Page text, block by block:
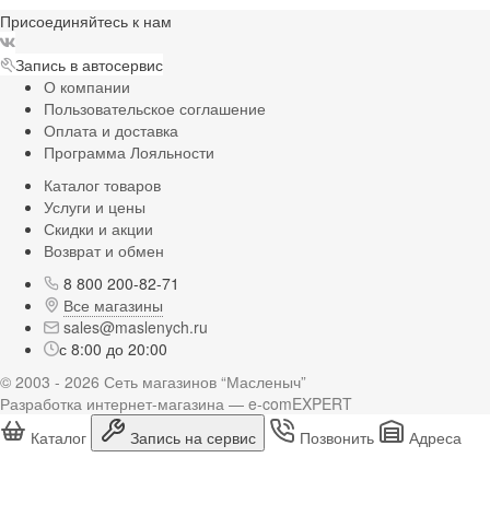
Присоединяйтесь к нам
Запись в автосервис
О компании
Пользовательское соглашение
Оплата и доставка
Программа Лояльности
Каталог товаров
Услуги и цены
Скидки и акции
Возврат и обмен
8 800 200-82-71
Все магазины
sales@maslenych.ru
с 8:00 до 20:00
© 2003 - 2026 Сеть магазинов “Масленыч”
Разработка интернет-магазина — e-comEXPERT
Каталог
Запись на сервис Позвонить Адреса